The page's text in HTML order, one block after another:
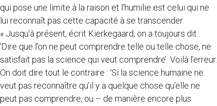
qui pose une limite à la raison et l’humilie est celui qui ne
lui reconnaît pas cette capacité à se transcender.
« Jusqu’à présent, écrit Kierkegaard, on a toujours dit :
‘Dire que l’on ne peut comprendre telle ou telle chose, ne
satisfait pas la science qui veut comprendre’. Voilà l’erreur.
On doit dire tout le contraire : ‘Si la science humaine ne
veut pas reconnaître qu’il y a quelque chose qu’elle ne
peut pas comprendre, ou – de manière encore plus